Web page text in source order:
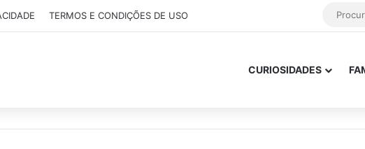
TERMOS E CONDIÇÕES DE USO
CURIOSIDADES